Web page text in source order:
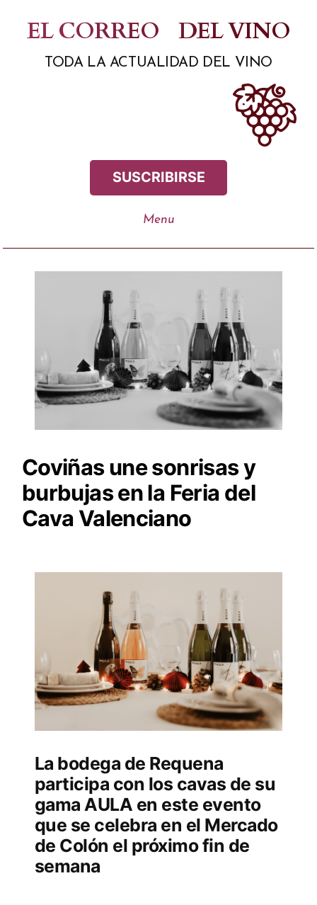
contenido
EL CORREO DEL VINO
TODA LA ACTUALIDAD DEL VINO
SUSCRIBIRSE
Coviñas une sonrisas y
burbujas en la Feria del
Cava Valenciano
La bodega de Requena
participa con los cavas de su
gama AULA en este evento
que se celebra en el Mercado
de Colón el próximo fin de
semana